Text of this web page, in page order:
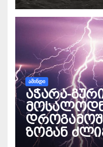
ᲐᲛᲘᲜᲓᲘ
აჭარა-
ზოგან